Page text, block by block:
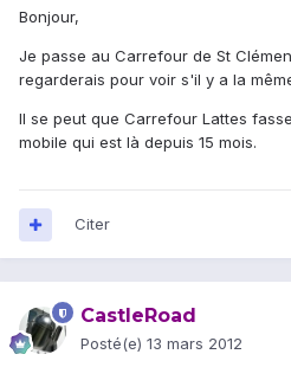
Bonjour,
Je passe au Carrefour de St
regarderais pour voir s'il y a la
Il se peut que Carrefour Lattes
mobile qui est là depuis 15 mois.
Citer
CastleRoad
Posté(e) 13 mars 2012